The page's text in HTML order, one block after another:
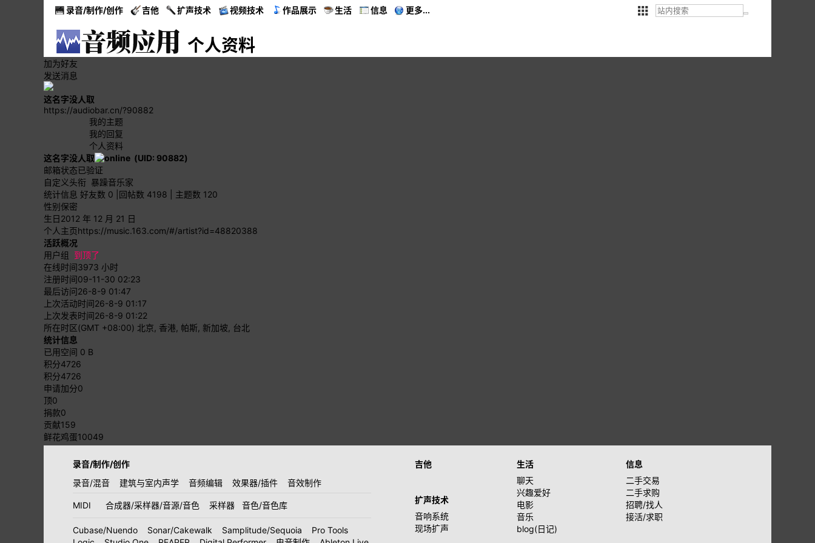
录音/制作/创作 吉他 扩声技术 视频技术 作品展示 生活 信息 更多...
个人资料
加为好友
发送消息
这名字没人取
https://audiobar.cn/?90882
我的主题
我的回复
个人资料
这名字没人取
(UID: 90882)
邮箱状态已验证
自定义头衔 暴躁音乐家
统计信息 好友数 0 回帖数 4198
主题数 120
性别保密
生日2012 年 12 月 21 日
个人主页https://music.163.com/#/artist?id=48820388
活跃概况
用户组 到顶了
在线时间3973 小时
注册时间09-11-30 02:23
最后访问26-8-9 01:47
上次活动时间26-8-9 01:17
上次发表时间26-8-9 01:22
所在时区(GMT +08:00) 北京, 香港, 帕斯, 新加坡, 台北
统计信息
已用空间 0 B
积分4726
积分4726
申请加分0
顶0
捐款0
贡献159
鲜花鸡蛋10049
录音/制作/创作
录音/混音
建筑与室内声学 音频编辑 效果器/插件 音效制作
MIDI 合成器/采样器/音源/音色 采样器 音色/音色库
Cubase/Nuendo Sonar/Cakewalk Samplitude/Sequoia
Pro Tools
吉他
扩声技术
音响系统
现场扩声
生活
聊天
兴趣爱好
电影
音乐
blog(日记)
信息
二手交易
二手求购
招聘/找人
接活/求职